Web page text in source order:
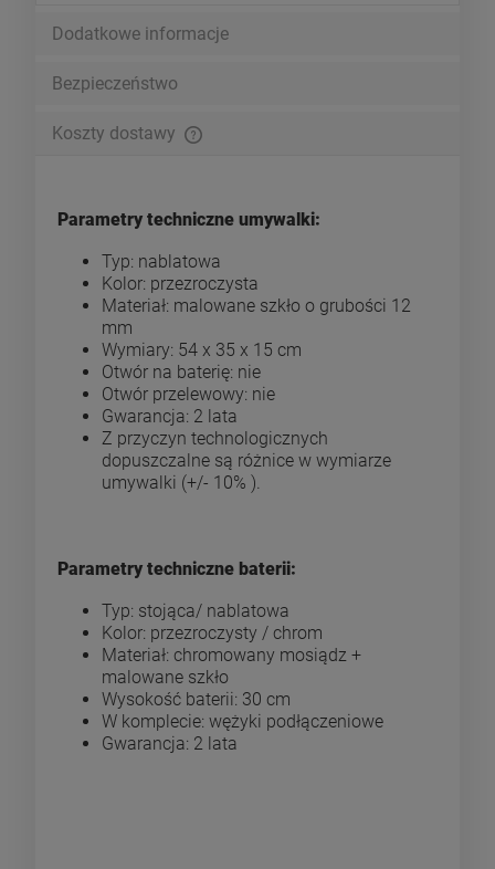
Dodatkowe informacje
Bezpieczeństwo
Koszty dostawy
Parametry techniczne umywalki:
Typ: nablatowa
Kolor: przezroczysta
Materiał: malowane szkło o grubości 12
mm
Wymiary: 54 x 35 x 15 cm
Otwór na baterię: nie
Otwór przelewowy: nie
Gwarancja: 2 lata
Z przyczyn technologicznych
dopuszczalne są różnice w wymiarze
umywalki (+/- 10% ).
Parametry techniczne baterii:
Typ: stojąca/ nablatowa
Kolor: przezroczysty / chrom
Materiał: chromowany mosiądz +
malowane szkło
Wysokość baterii: 30 cm
W komplecie: wężyki podłączeniowe
Gwarancja: 2 lata